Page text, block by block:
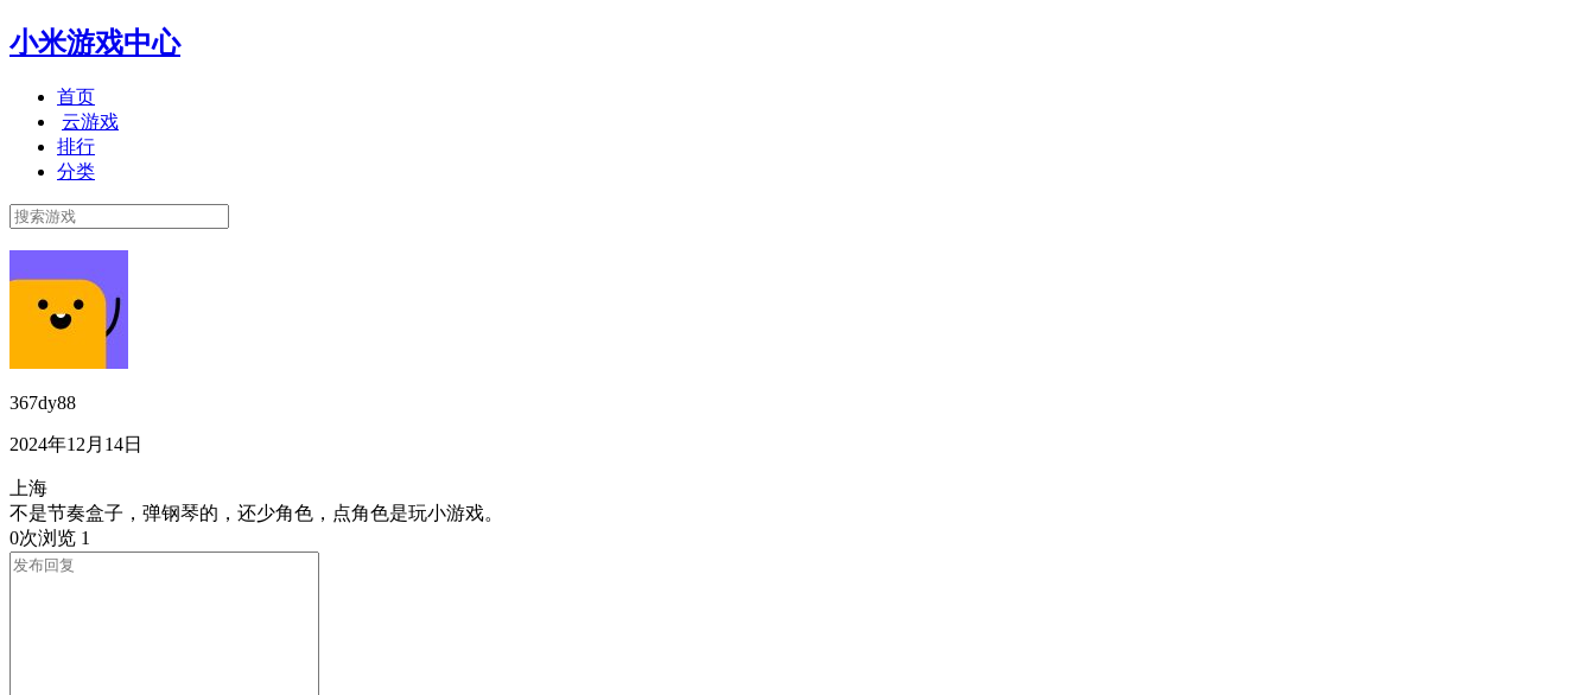
小米游戏中心
首页
云游戏
排行
分类
367dy88
2024年12月14日
上海
不是节奏盒子，弹钢琴的，还少角色，点角色是玩小游戏。
0次浏览 1